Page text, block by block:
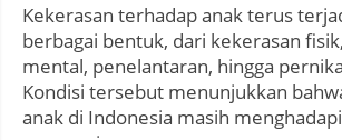
Kekerasan terhadap anak terus
berbagai bentuk, dari kekerasan
mental, penelantaran, hingga
Kondisi tersebut menunjukkan
anak di Indonesia masih